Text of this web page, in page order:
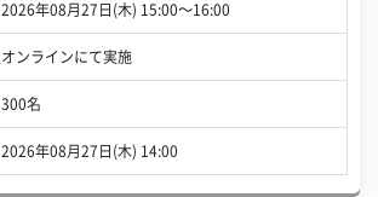
2026年08月27日(木) 15:00〜16:00
オンラインにて実施
300名
2026年08月27日(木) 14:00